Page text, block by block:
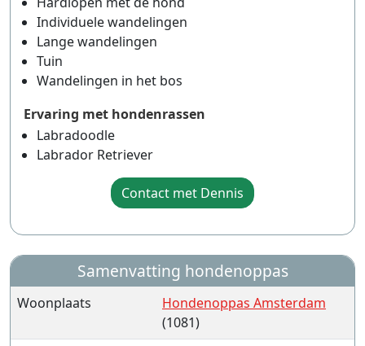
Individuele wandelingen
Lange wandelingen
Tuin
Wandelingen in het bos
Ervaring met hondenrassen
Labradoodle
Labrador Retriever
Contact met Dennis
Samenvatting hondenoppas
Woonplaats
Hondenoppas Amsterdam
(1081)